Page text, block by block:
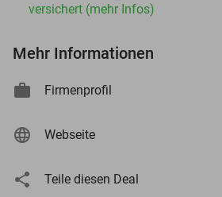
versichert (mehr Infos)
Mehr Informationen
Firmenprofil
Webseite
Teile diesen Deal